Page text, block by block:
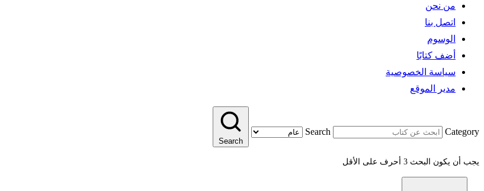
من نحن
اتصل بنا
الوسوم
أضف كتابًا
سياسة الخصوصية
مدير الموقع
Search Category
Search
يجب أن يكون البحث 3 أحرف على الأقل